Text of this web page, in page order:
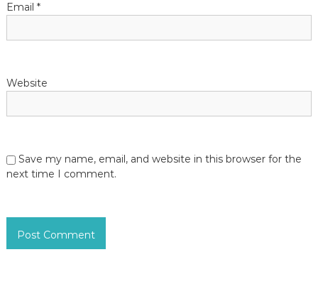
Email *
Website
Save my name, email, and website in this browser for the
next time I comment.